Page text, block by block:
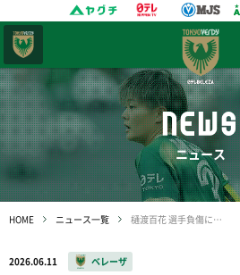
NEWS
ニュース
HOME ニュース一覧 樋渡百花 選手負傷について
2026.06.11 ベレーザ